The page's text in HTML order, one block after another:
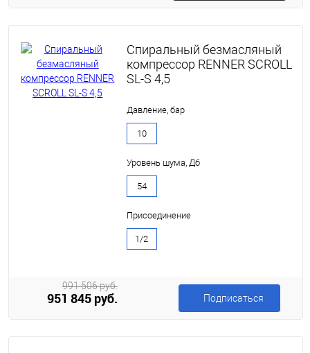
Спиральный безмасляный
компрессор RENNER SCROLL
SL-S 4,5
Давление, бар
10
Уровень шума, Дб
54
Присоединение
1/2
951 845 руб.
991 506 руб.
Подписаться